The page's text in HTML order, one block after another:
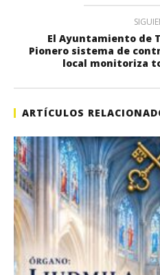
El Ayuntamiento de
Pionero sistema de
local monitoriza
ARTÍCULOS